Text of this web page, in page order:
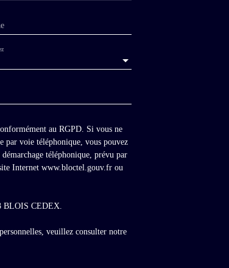
au RGPD. Si vous ne
par voie téléphonique, vous pouvez
téléphonique, prévu par
Internet www.bloctel.gouv.fr ou
BLOIS CEDEX.
veuillez consulter notre